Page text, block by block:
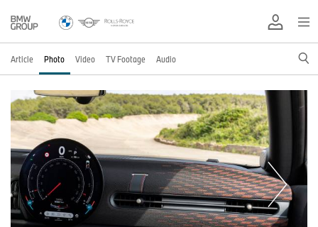
Article Photo Video TV Footage Audio